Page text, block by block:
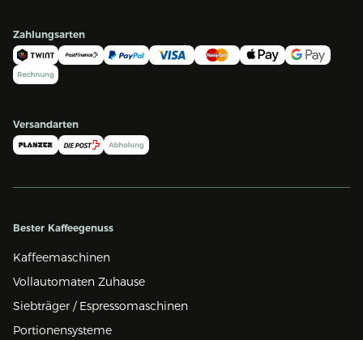
Zahlungsarten
Versandarten
Bester Kaffeegenuss
Kaffeemaschinen
Vollautomaten Zuhause
Siebträger / Espressomaschinen
Portionensysteme